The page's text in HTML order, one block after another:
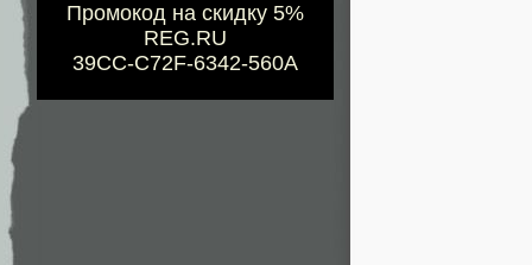
Промокод на скидку 5%
REG.RU
39CC-C72F-6342-560A